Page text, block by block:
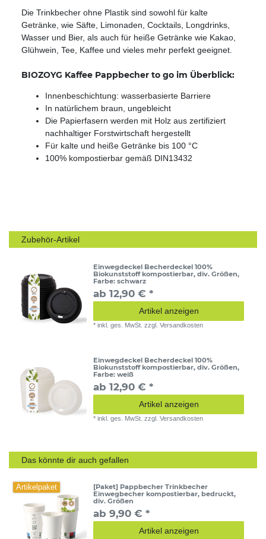
Die Trinkbecher ohne Plastik sind sowohl für kalte
Getränke, wie Säfte, Limonaden, Cocktails, Longdrinks,
Wasser und Bier, als auch für heiße Getränke wie Kakao,
Glühwein, Tee, Kaffee und vieles mehr perfekt geeignet.
BIOZOYG Kaffee Pappbecher to go im Überblick:
Innenbeschichtung: wasserbasierte Barriere
In natürlichem braun, ungebleicht
Die Papierfasern werden mit Holz aus zertifiziert
nachhaltiger Forstwirtschaft hergestellt
Für kalte und heiße Getränke bis 100 °C
100% kompostierbar gemäß DIN13432
Zubehör-Artikel
Einwegdeckel Becherdeckel 100%
Biokunststoff kompostierbar, div. Größen,
Farbe: schwarz
ab 12,90 € *
Artikel anzeigen
*inkl. ges. MwSt. zzgl.Versandkosten
Einwegdeckel Becherdeckel 100%
Biokunststoff kompostierbar, div. Größen,
Farbe: weiß
ab 12,90 € *
Artikel anzeigen
*inkl. ges. MwSt. zzgl.Versandkosten
Das könnte dir auch gefallen
Artikelpaket
[Paket] Pappbecher Trinkbecher
Einwegbecher kompostierbar, bedruckt,
div. Größen
ab 9,90 € *
Artikel anzeigen